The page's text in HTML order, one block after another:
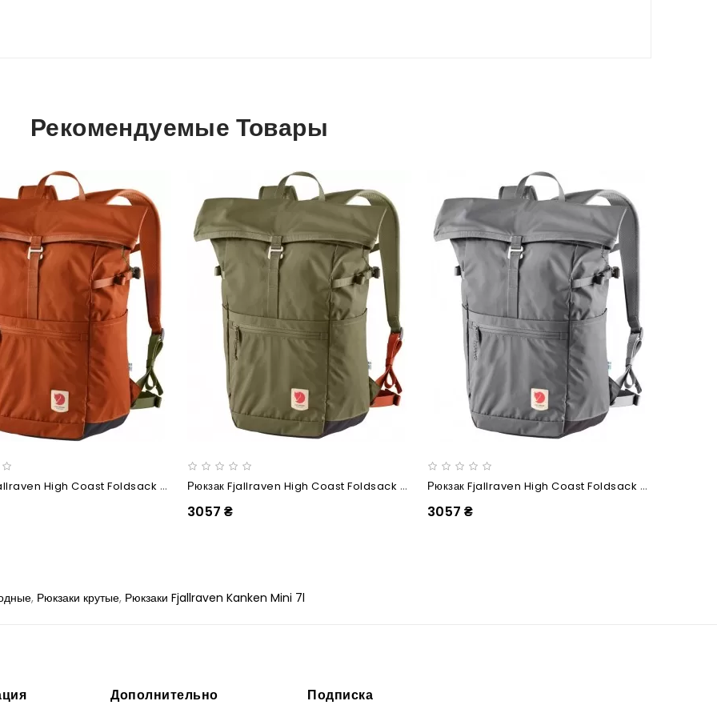
Рекомендуемые Товары
Рюкзак Fjallraven High Coast Foldsack 24 Rowan Red Рюкзак Fjallraven High Coast Foldsack 24 Green
3057 ₴
Рюкзак Fjallraven High Coast Foldsack 24 Shark Grey
3057 ₴
, Рюкзаки крутые, Рюкзаки Fjallraven Kanken Mini 7l
Дополнительно Подписка